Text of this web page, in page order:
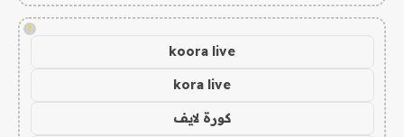
!
koora live
kora live
كورة لايف